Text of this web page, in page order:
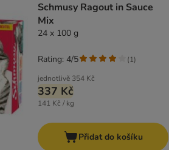
Schmusy Ragout in Sauce
Mix
24 x 100 g
jednotlivě 354 Kč
337 Kč
141 Kč / kg
Rating: 4/5 (1)
Přidat do košíku